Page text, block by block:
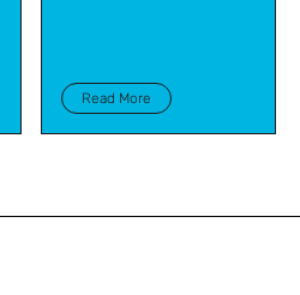
Read More